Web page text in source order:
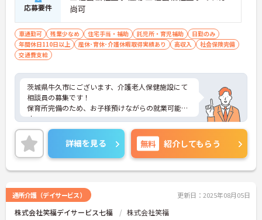
応募要件
尚可
車通勤可 残業少なめ 住宅手当・補助 託児所・育児補助
日勤のみ
年間休日110日以上
産休･育休･介護休暇取得実績あり 高収入
社会保険完備
交通費支給
茨城県牛久市にございます、介護老人保健施設にて
相談員の募集です！
保育所完備のため、お子様預けながらの就業可能で
す。
また、年間休日118日ございますため、お休みもし
っかり取れる環境になります！
ご興味のある方は、マイナビ介護職までお問い合わ
せください。
詳細を見る 無料 紹介してもらう
通所介護（デイサービス） 更新日：2025年08月05日
株式会社笑福デイサービス七福 株式会社笑福